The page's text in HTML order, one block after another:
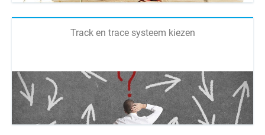
Track en trace systeem kiezen